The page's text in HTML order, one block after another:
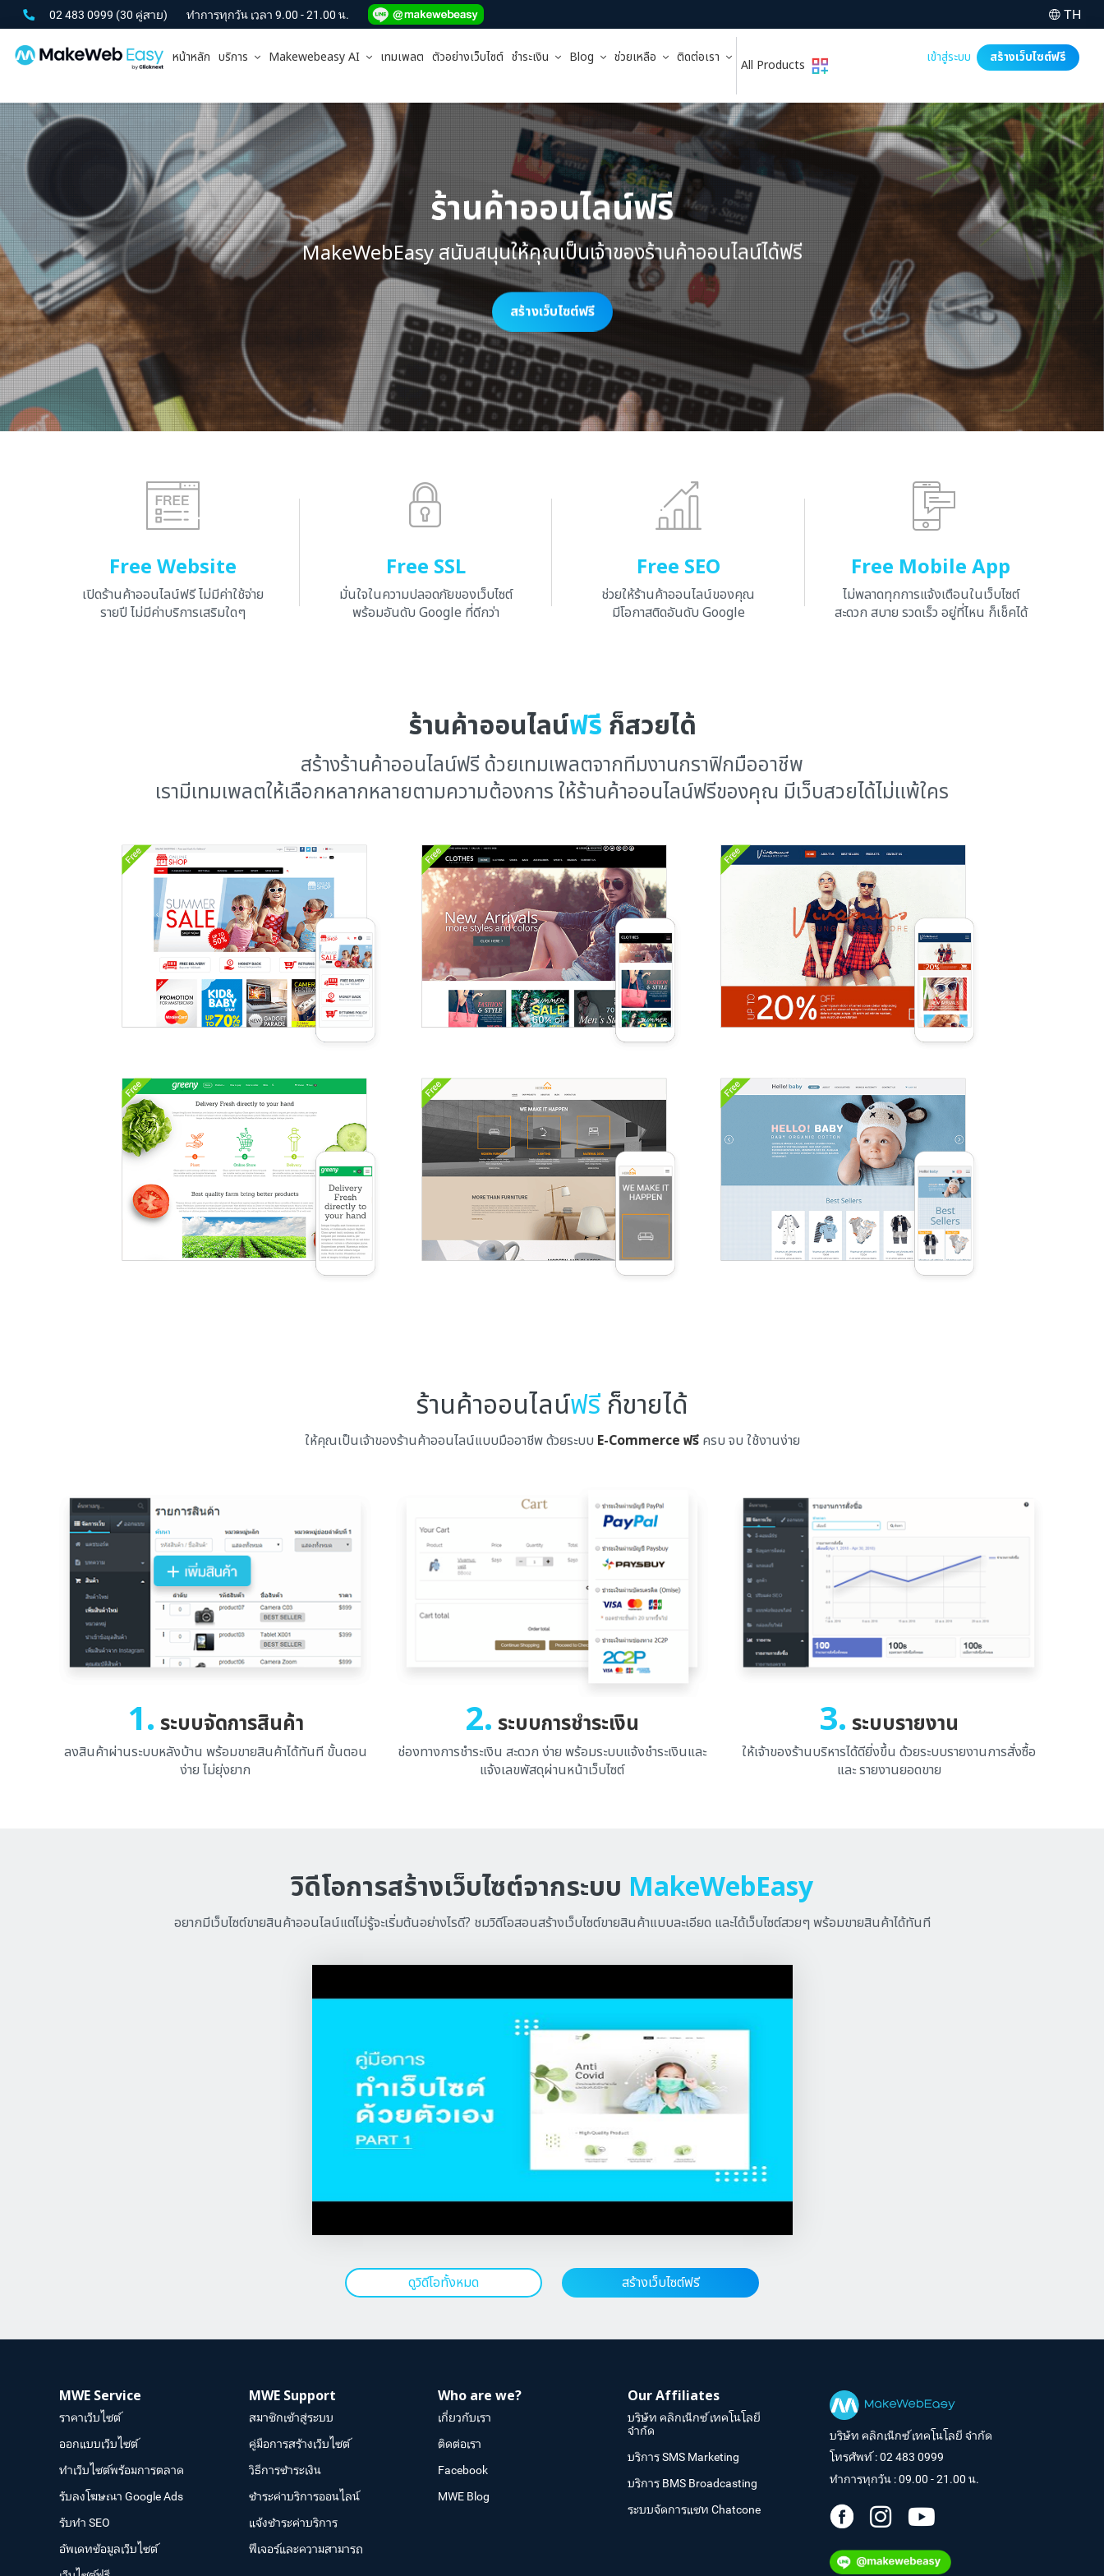
02 483 0999 (30 คู่สาย) ทำการทุกวัน เวลา 9.00 - 21.00 น. TH
หน้าหลัก บริการ Makewebeasy AI เทมเพลต ตัวอย่างเว็บไซต์ ชำระเงิน Blog ช่วยเหลือ ติดต่อเรา All Products เข้าสู่ระบบ สร้างเว็บไซต์ฟรี
ร้านค้าออนไลน์ฟรี
MakeWebEasy สนับสนุนให้คุณเป็นเจ้าของร้านค้าออนไลน์ได้ฟรี
สร้างเว็บไซต์ฟรี
Free Website
เปิดร้านค้าออนไลน์ฟรี ไม่มีค่าใช้จ่าย
รายปี ไม่มีค่าบริการเสริมใดๆ
Free SSL
มั่นใจในความปลอดภัยของเว็บไซต์
พร้อมอันดับ Google ที่ดีกว่า
Free SEO
ช่วยให้ร้านค้าออนไลน์ของคุณ
มีโอกาสติดอันดับ Google
Free Mobile App
ไม่พลาดทุกการแจ้งเตือนในเว็บไซต์
สะดวก สบาย รวดเร็ว อยู่ที่ไหน ก็เช็คได้
ร้านค้าออนไลน์ฟรี ก็สวยได้
สร้างร้านค้าออนไลน์ฟรี ด้วยเทมเพลตจากทีมงานกราฟิกมืออาชีพ
เรามีเทมเพลตให้เลือกหลากหลายตามความต้องการ ให้ร้านค้าออนไลน์ฟรีของคุณ มีเว็บสวยได้ไม่แพ้ใคร
ร้านค้าออนไลน์ฟรีก็ขายได้
ให้คุณเป็นเจ้าของร้านค้าออนไลน์แบบมืออาชีพ ด้วยระบบ E-Commerce ฟรีครบ จบ ใช้งานง่าย
1. ระบบจัดการสินค้า
ลงสินค้าผ่านระบบหลังบ้าน พร้อมขายสินค้าได้ทันที ขั้นตอน
ง่าย ไม่ยุ่งยาก
2. ระบบการชำระเงิน
ช่องทางการชำระเงิน สะดวก ง่าย พร้อมระบบแจ้งชำระเงินและ
แจ้งเลขพัสดุผ่านหน้าเว็บไซต์
3. ระบบรายงาน
ให้เจ้าของร้านบริหารได้ดียิ่งขึ้น ด้วยระบบรายงานการสั่งซื้อ
และ รายงานยอดขาย
วิดีโอการสร้างเว็บไซต์จากระบบ MakeWebEasy
อยากมีเว็บไซต์ขายสินค้าออนไลน์แต่ไม่รู้จะเริ่มต้นอย่างไรดี? ชมวิดีโอสอนสร้างเว็บไซต์ขายสินค้าแบบละเอียด และได้เว็บไซต์สวยๆ พร้อมขายสินค้าได้ทันที
ดูวิดีโอทั้งหมด สร้างเว็บไซต์ฟรี
MWE Service
ราคาเว็บไซต์
ออกแบบเว็บไซต์
ทำเว็บไซต์พร้อมการตลาด
รับลงโฆษณา Google Ads
รับทำ SEO
อัพเดทข้อมูลเว็บไซต์
MWE Support
สมาชิกเข้าสู่ระบบ
คู่มือการสร้างเว็บไซต์
วิธีการชำระเงิน
ชำระค่าบริการออนไลน์
แจ้งชำระค่าบริการ
ฟีเจอร์และความสามารถ
Who are we?
เกี่ยวกับเรา
ติดต่อเรา
Facebook
MWE Blog
Our Affiliates
บริษัท คลิกเน็กซ์ เทคโนโลยี
จำกัด
บริการ SMS Marketing
บริการ BMS Broadcasting
ระบบจัดการแชท Chatcone
บริษัท คลิกเน็กซ์ เทคโนโลยี จำกัด
โทรศัพท์ :02 483 0999
ทำการทุกวัน : 09.00 - 21.00 น.